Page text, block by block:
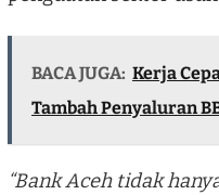
BACA JUGA: Kerja
Tambah Penyaluran
“Bank Aceh tidak